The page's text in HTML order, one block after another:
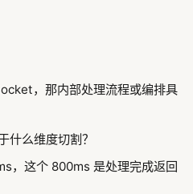
，那内部处理流程或编排具
什么维度切割？
，这个 800ms 是处理完成返回